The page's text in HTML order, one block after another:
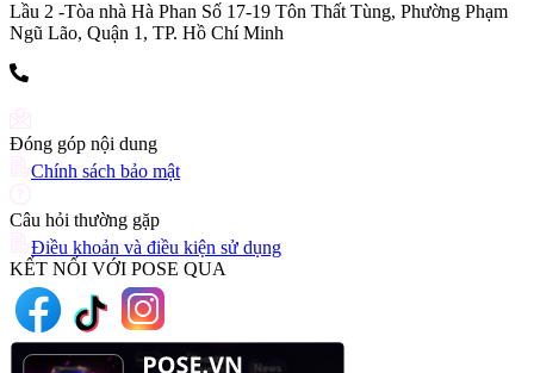
Lầu 2 -Tòa nhà Hà Phan Số 17-19 Tôn Thất Tùng, Phường Phạm
Ngũ Lão, Quận 1, TP. Hồ Chí Minh
Đóng góp nội dung
Chính sách bảo mật
Câu hỏi thường gặp
Điều khoản và điều kiện sử dụng
KẾT NỐI VỚI POSE QUA